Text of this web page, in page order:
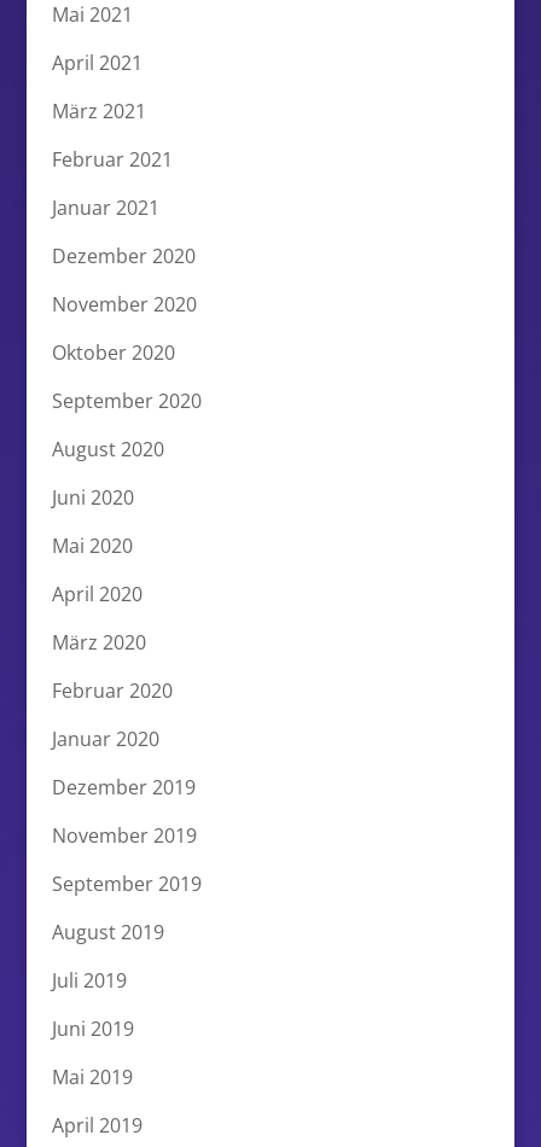
Mai 2021
April 2021
März 2021
Februar 2021
Januar 2021
Dezember 2020
November 2020
Oktober 2020
September 2020
August 2020
Juni 2020
Mai 2020
April 2020
März 2020
Februar 2020
Januar 2020
Dezember 2019
November 2019
September 2019
August 2019
Juli 2019
Juni 2019
Mai 2019
April 2019